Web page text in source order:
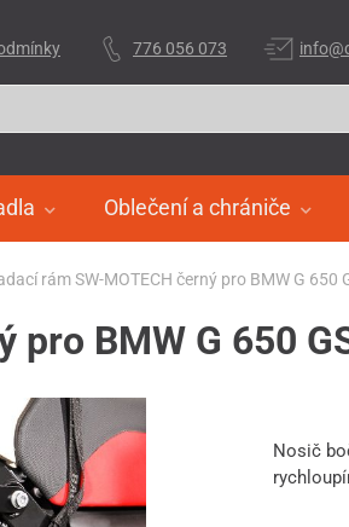
Oblečení a chrániče
776 056 073
rám SW-MOTECH černý pro BMW G 650
pro BMW G 650
Nosič